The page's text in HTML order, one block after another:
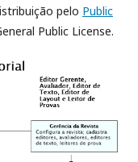
pelo Public
Public License.